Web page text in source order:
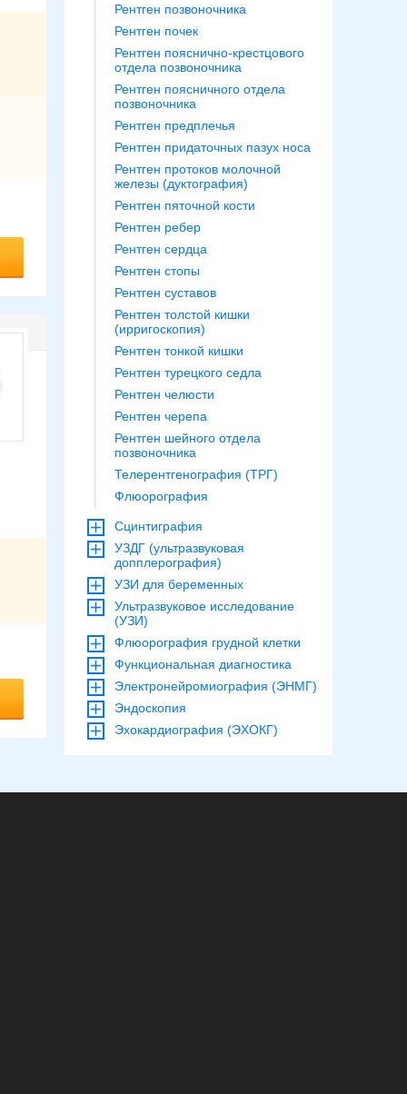
Рентген позвоночника
Рентген почек
Рентген пояснично-крестцового
отдела позвоночника
Рентген поясничного отдела
позвоночника
Рентген предплечья
Рентген придаточных пазух носа
Рентген протоков молочной
железы (дуктография)
Рентген пяточной кости
Рентген ребер
Рентген сердца
Рентген стопы
Рентген суставов
Рентген толстой кишки
(ирригоскопия)
Рентген тонкой кишки
Рентген турецкого седла
Рентген челюсти
Рентген черепа
Рентген шейного отдела
позвоночника
Телерентгенография (ТРГ)
Флюорография
Сцинтиграфия
УЗДГ (ультразвуковая
допплерография)
УЗИ для беременных
Ультразвуковое исследование
(УЗИ)
Флюорография грудной клетки
Функциональная диагностика
Электронейромиография (ЭНМГ)
Эндоскопия
Эхокардиография (ЭХОКГ)